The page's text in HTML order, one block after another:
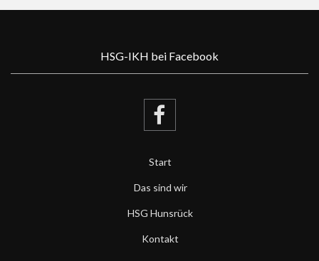
HSG-IKH bei Facebook
Start
Das sind wir
HSG Hunsrück
Kontakt